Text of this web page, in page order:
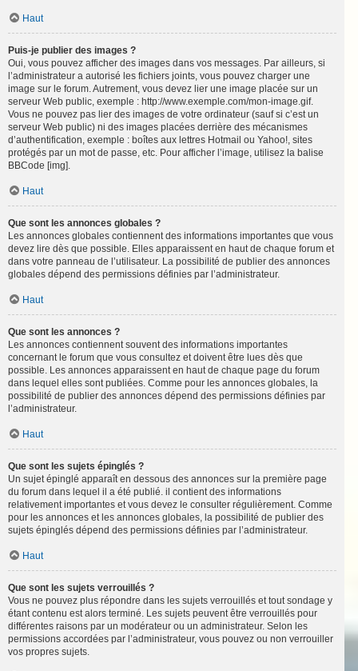
Haut
Puis-je publier des images ?
Oui, vous pouvez afficher des images dans vos messages. Par ailleurs, si
l’administrateur a autorisé les fichiers joints, vous pouvez charger une
image sur le forum. Autrement, vous devez lier une image placée sur un
serveur Web public, exemple : http://www.exemple.com/mon-image.gif.
Vous ne pouvez pas lier des images de votre ordinateur (sauf si c’est un
serveur Web public) ni des images placées derrière des mécanismes
d’authentification, exemple : boîtes aux lettres Hotmail ou Yahoo!, sites
protégés par un mot de passe, etc. Pour afficher l’image, utilisez la balise
BBCode [img].
Haut
Que sont les annonces globales ?
Les annonces globales contiennent des informations importantes que vous
devez lire dès que possible. Elles apparaissent en haut de chaque forum et
dans votre panneau de l’utilisateur. La possibilité de publier des annonces
globales dépend des permissions définies par l’administrateur.
Haut
Que sont les annonces ?
Les annonces contiennent souvent des informations importantes
concernant le forum que vous consultez et doivent être lues dès que
possible. Les annonces apparaissent en haut de chaque page du forum
dans lequel elles sont publiées. Comme pour les annonces globales, la
possibilité de publier des annonces dépend des permissions définies par
l’administrateur.
Haut
Que sont les sujets épinglés ?
Un sujet épinglé apparaît en dessous des annonces sur la première page
du forum dans lequel il a été publié. il contient des informations
relativement importantes et vous devez le consulter régulièrement. Comme
pour les annonces et les annonces globales, la possibilité de publier des
sujets épinglés dépend des permissions définies par l’administrateur.
Haut
Que sont les sujets verrouillés ?
Vous ne pouvez plus répondre dans les sujets verrouillés et tout sondage y
étant contenu est alors terminé. Les sujets peuvent être verrouillés pour
différentes raisons par un modérateur ou un administrateur. Selon les
permissions accordées par l’administrateur, vous pouvez ou non verrouiller
vos propres sujets.